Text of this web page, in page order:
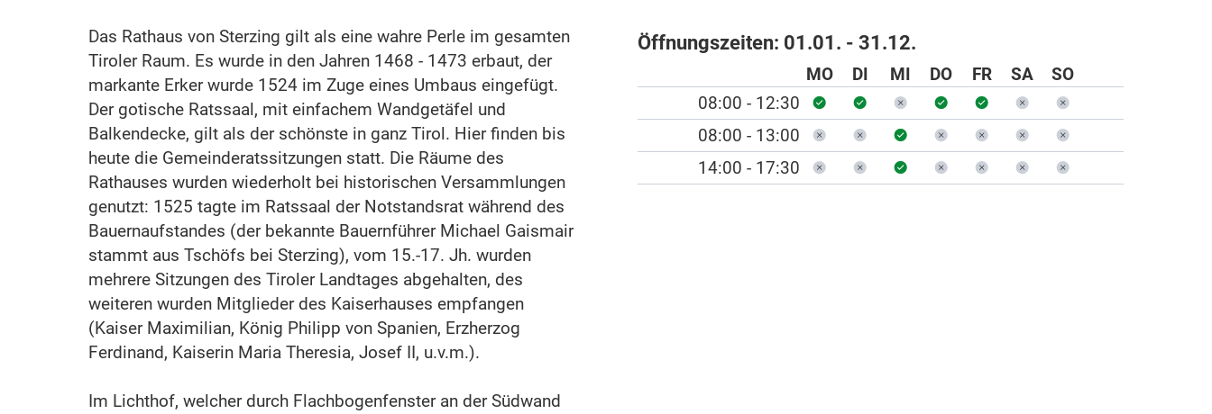
Das Rathaus von Sterzing gilt als eine wahre Perle im gesamten
Tiroler Raum. Es wurde in den Jahren 1468 - 1473 erbaut, der
markante Erker wurde 1524 im Zuge eines Umbaus eingefügt.
Der gotische Ratssaal, mit einfachem Wandgetäfel und
Balkendecke, gilt als der schönste in ganz Tirol. Hier finden bis
heute die Gemeinderatssitzungen statt. Die Räume des
Rathauses wurden wiederholt bei historischen Versammlungen
genutzt: 1525 tagte im Ratssaal der Notstandsrat während des
Bauernaufstandes (der bekannte Bauernführer Michael Gaismair
stammt aus Tschöfs bei Sterzing), vom 15.-17. Jh. wurden
mehrere Sitzungen des Tiroler Landtages abgehalten, des
weiteren wurden Mitglieder des Kaiserhauses empfangen
(Kaiser Maximilian, König Philipp von Spanien, Erzherzog
Ferdinand, Kaiserin Maria Theresia, Josef II, u.v.m.).
Im Lichthof, welcher durch Flachbogenfenster an der Südwand
Öffnungszeiten: 01.01. - 31.12.
MO DI MI DO FR SA
SO
08:00 - 12:30
08:00 - 13:00
14:00 - 17:30